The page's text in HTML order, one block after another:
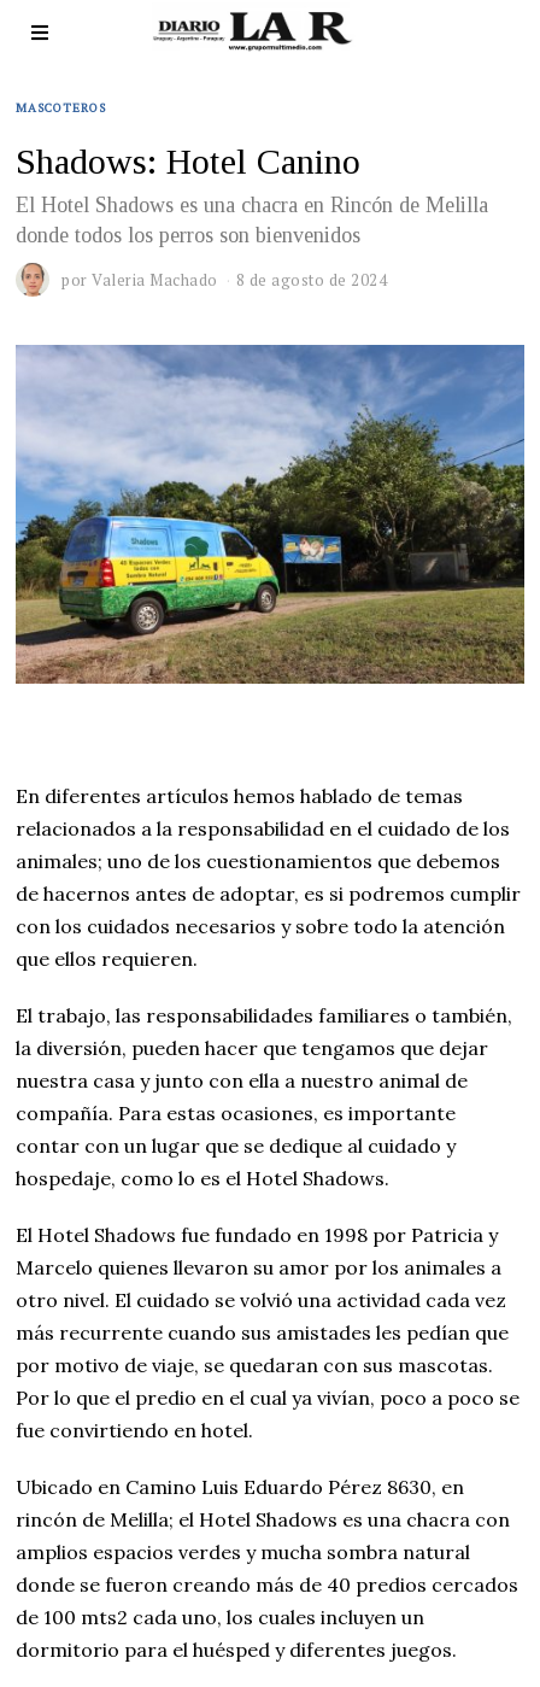
MASCOTEROS
Shadows: Hotel Canino
El Hotel Shadows es una chacra en Rincón de Melilla
donde todos los perros son bienvenidos
porValeria Machado 8 de agosto de 2024
En diferentes artículos hemos hablado de temas
relacionados a la responsabilidad en el cuidado de los
animales; uno de los cuestionamientos que debemos
de hacernos antes de adoptar, es si podremos cumplir
con los cuidados necesarios y sobre todo la atención
que ellos requieren.
El trabajo, las responsabilidades familiares o también,
la diversión, pueden hacer que tengamos que dejar
nuestra casa y junto con ella a nuestro animal de
compañía. Para estas ocasiones, es importante
contar con un lugar que se dedique al cuidado y
hospedaje, como lo es el Hotel Shadows.
El Hotel Shadows fue fundado en 1998 por Patricia y
Marcelo quienes llevaron su amor por los animales a
otro nivel. El cuidado se volvió una actividad cada vez
más recurrente cuando sus amistades les pedían que
por motivo de viaje, se quedaran con sus mascotas.
Por lo que el predio en el cual ya vivían, poco a poco se
fue convirtiendo en hotel.
Ubicado en Camino Luis Eduardo Pérez 8630, en
rincón de Melilla; el Hotel Shadows es una chacra con
amplios espacios verdes y mucha sombra natural
donde se fueron creando más de 40 predios cercados
de 100 mts2 cada uno, los cuales incluyen un
dormitorio para el huésped y diferentes juegos.